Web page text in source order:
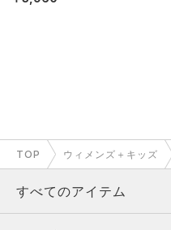
TOP ウィメンズ＋キッズ
すべてのアイテム